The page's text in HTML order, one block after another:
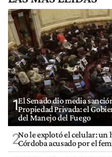
1El Senado dio media
Propiedad Privada: el
del Manejo del Fuego
2No le explotó el celular: un
Córdoba acusado por el